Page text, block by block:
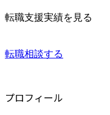
プロフィール
転職支援実績を見る
転職相談する